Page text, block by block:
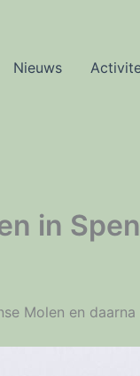
Nieuws
in
Molen en